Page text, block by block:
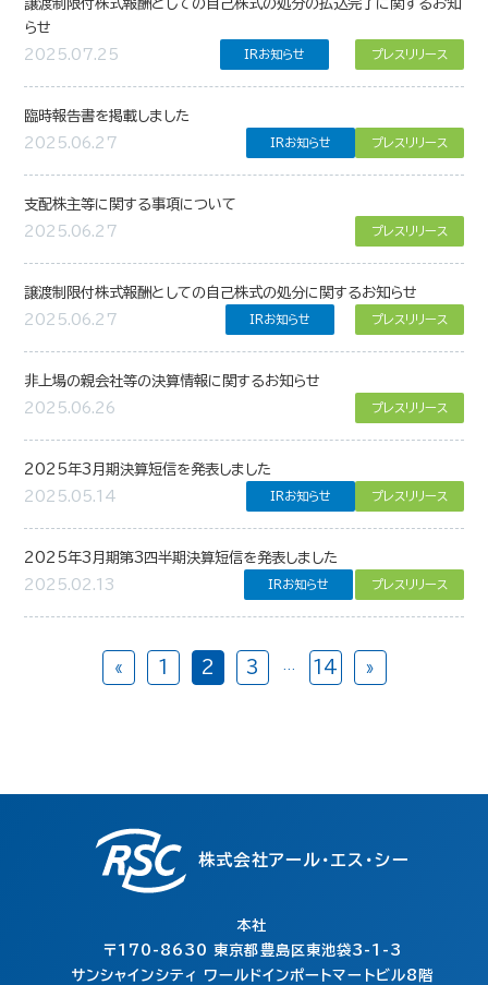
2025.07.25 IRお知らせ プレスリリース
譲渡制限付株式報酬としての自己株式の処分の払込完了に関するお知
らせ
2025.06.27 IRお知らせ プレスリリース
臨時報告書を掲載しました
2025.06.27 プレスリリース
支配株主等に関する事項について
2025.06.27 IRお知らせ プレスリリース
譲渡制限付株式報酬としての自己株式の処分に関するお知らせ
2025.06.26 プレスリリース
非上場の親会社等の決算情報に関するお知らせ
2025.05.14 IRお知らせ プレスリリース
2025年3月期決算短信を発表しました
2025.02.13 IRお知らせ プレスリリース
2025年3月期第3四半期決算短信を発表しました
« 1 2 3 … 14 »
株式会社アール・エス・シー
本社
〒170-8630東京都豊島区東池袋3-1-3
サンシャインシティ ワールドインポートマートビル8階